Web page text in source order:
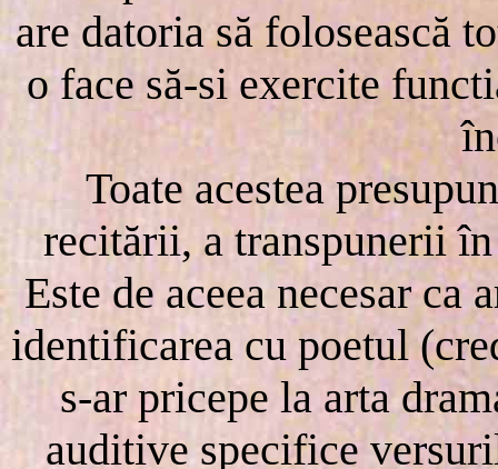
are datoria să folosească
o face să-si exercite
Toate acestea
recitării, a transpunerii
Este de aceea necesar
identificarea cu poetul
s-ar pricepe la arta
auditive specifice